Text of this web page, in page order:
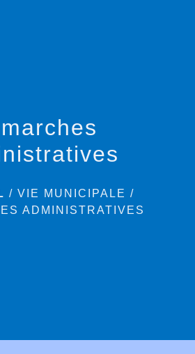
/ VIE MUNICIPALE /
ADMINISTRATIVES